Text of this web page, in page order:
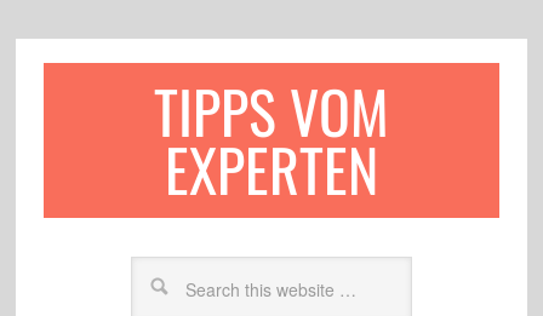
TIPPS VOM
EXPERTEN